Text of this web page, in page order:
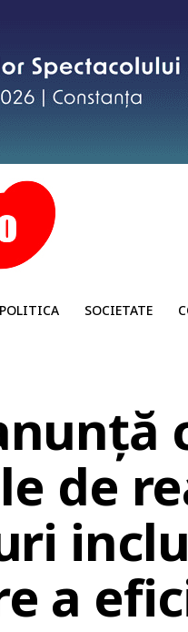
POLITICA SOCIETATE
de
a